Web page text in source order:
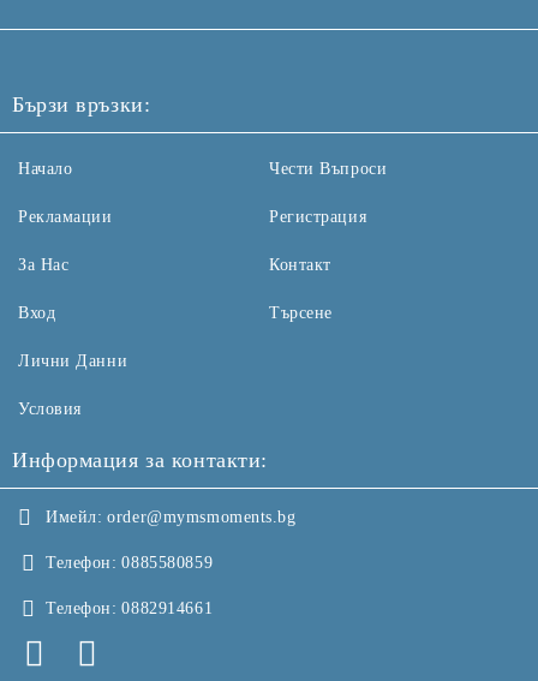
Бързи връзки:
Начало
Рекламации
За Нас
Вход
Чести Въпроси
Регистрация
Контакт
Търсене
Лични Данни
Условия
Информация за контакти:
Имейл: order@mymsmoments.bg
Телефон: 0885580859
Телефон: 0882914661